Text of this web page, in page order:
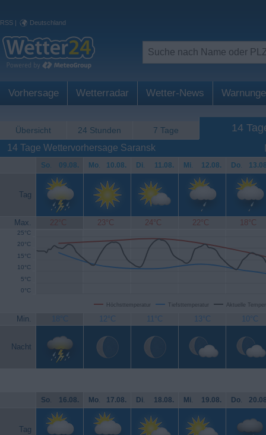
RSS | Deutschland
Vorhersage Wetterradar Wetter-News
Übersicht 24 Stunden 7 Tage 14
14 Tage Wettervorhersage Saransk
So. 09.08. Mo. 10.08. Di. 11.08. Mi. 12.08. Do.
Tag
Max. 22°C 23°C 24°C 22°C 18°C
Höchsttemperatur Tiefsttemperatur Aktuelle
0°C
5°C
10°C
15°C
20°C
25°C
Min. 18°C 12°C 11°C 13°C 10°C
Nacht
So. 16.08. Mo. 17.08. Di. 18.08. Mi. 19.08. Do.
Tag